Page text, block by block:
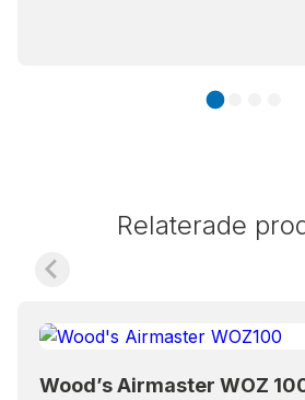
Relaterade
Wood’s Airmaster WOZ